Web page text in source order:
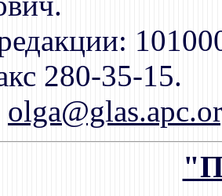
280-35-15.